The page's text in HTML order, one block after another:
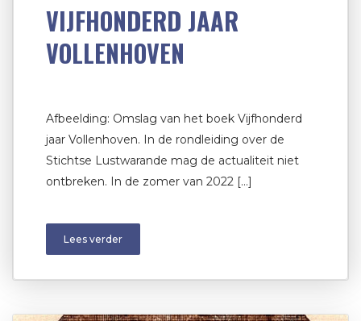
VIJFHONDERD JAAR
VOLLENHOVEN
Afbeelding: Omslag van het boek Vijfhonderd
jaar Vollenhoven. In de rondleiding over de
Stichtse Lustwarande mag de actualiteit niet
ontbreken. In de zomer van 2022 […]
Lees verder